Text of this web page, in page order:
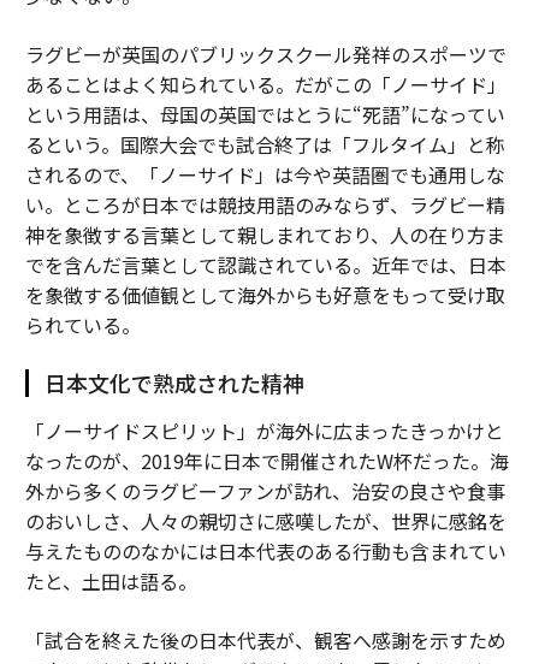
ラグビーが英国のパブリックスクール発祥のスポーツで
あることはよく知られている。だがこの「ノーサイド」
という用語は、母国の英国ではとうに“死語”になってい
るという。国際大会でも試合終了は「フルタイム」と称
されるので、「ノーサイド」は今や英語圏でも通用しな
い。ところが日本では競技用語のみならず、ラグビー精
神を象徴する言葉として親しまれており、人の在り方ま
でを含んだ言葉として認識されている。近年では、日本
を象徴する価値観として海外からも好意をもって受け取
られている。
日本文化で熟成された精神
「ノーサイドスピリット」が海外に広まったきっかけと
なったのが、2019年に日本で開催されたW杯だった。海
外から多くのラグビーファンが訪れ、治安の良さや食事
のおいしさ、人々の親切さに感嘆したが、世界に感銘を
与えたもののなかには日本代表のある行動も含まれてい
たと、土田は語る。
「試合を終えた後の日本代表が、観客へ感謝を示すため